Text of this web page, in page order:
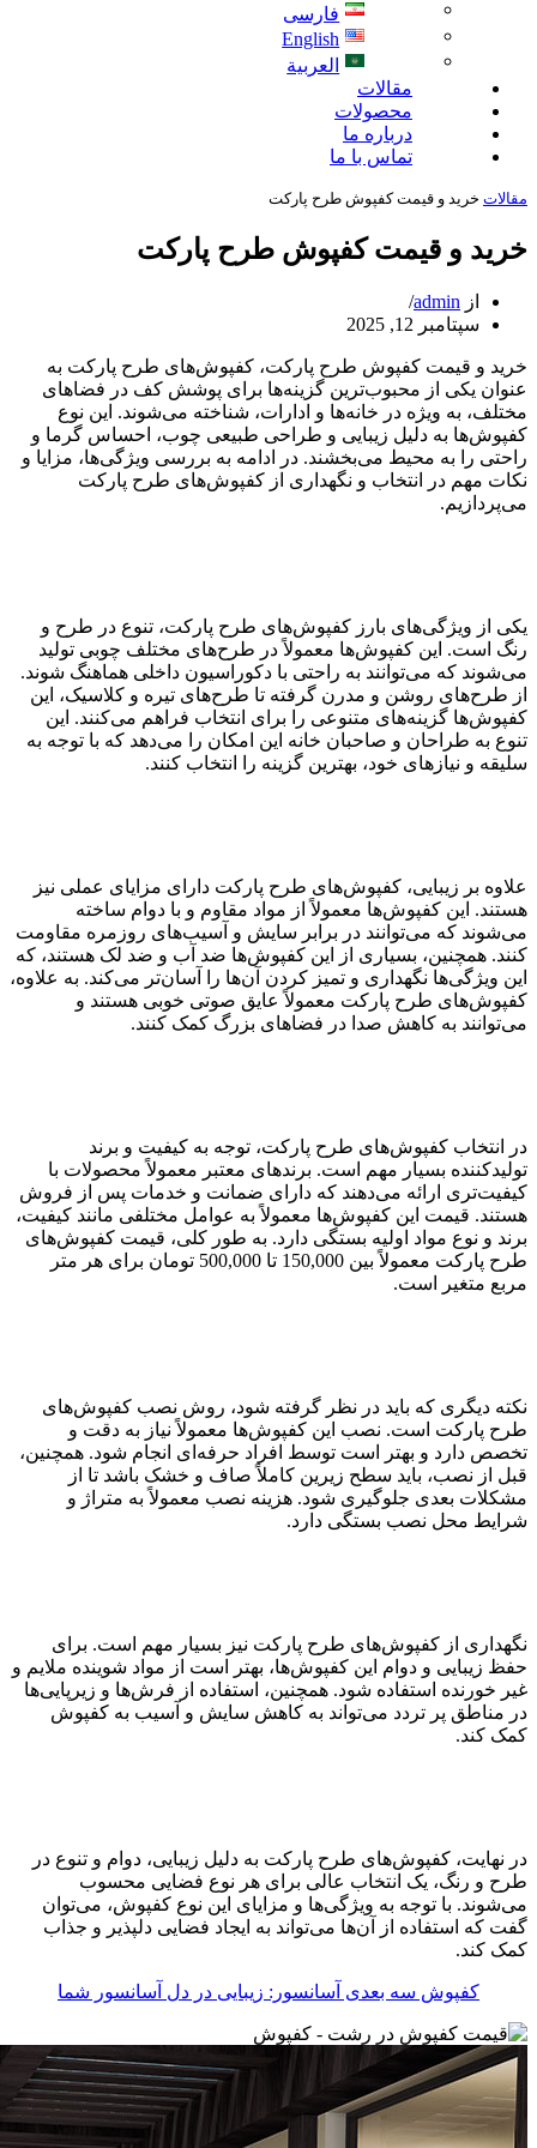
فارسی
English
العربية
مقالات
محصولات
درباره ما
تماس با ما
مقالات خرید و قیمت کفپوش طرح پارکت
خرید و قیمت کفپوش طرح پارکت
از admin
سپتامبر 12, 2025
خرید و قیمت کفپوش طرح پارکت، کفپوش‌های طرح پارکت به
عنوان یکی از محبوب‌ترین گزینه‌ها برای پوشش کف در فضاهای
مختلف، به ویژه در خانه‌ها و ادارات، شناخته می‌شوند. این نوع
کفپوش‌ها به دلیل زیبایی و طراحی طبیعی چوب، احساس گرما و
راحتی را به محیط می‌بخشند. در ادامه به بررسی ویژگی‌ها، مزایا و
نکات مهم در انتخاب و نگهداری از کفپوش‌های طرح پارکت
می‌پردازیم.
یکی از ویژگی‌های بارز کفپوش‌های طرح پارکت، تنوع در طرح و
رنگ است. این کفپوش‌ها معمولاً در طرح‌های مختلف چوبی تولید
می‌شوند که می‌توانند به راحتی با دکوراسیون داخلی هماهنگ شوند.
از طرح‌های روشن و مدرن گرفته تا طرح‌های تیره و کلاسیک، این
کفپوش‌ها گزینه‌های متنوعی را برای انتخاب فراهم می‌کنند. این
تنوع به طراحان و صاحبان خانه این امکان را می‌دهد که با توجه به
سلیقه و نیازهای خود، بهترین گزینه را انتخاب کنند.
علاوه بر زیبایی، کفپوش‌های طرح پارکت دارای مزایای عملی نیز
هستند. این کفپوش‌ها معمولاً از مواد مقاوم و با دوام ساخته
می‌شوند که می‌توانند در برابر سایش و آسیب‌های روزمره مقاومت
کنند. همچنین، بسیاری از این کفپوش‌ها ضد آب و ضد لک هستند، که
این ویژگی‌ها نگهداری و تمیز کردن آن‌ها را آسان‌تر می‌کند. به علاوه،
کفپوش‌های طرح پارکت معمولاً عایق صوتی خوبی هستند و
می‌توانند به کاهش صدا در فضاهای بزرگ کمک کنند.
در انتخاب کفپوش‌های طرح پارکت، توجه به کیفیت و برند
تولیدکننده بسیار مهم است. برندهای معتبر معمولاً محصولات با
کیفیت‌تری ارائه می‌دهند که دارای ضمانت و خدمات پس از فروش
هستند. قیمت این کفپوش‌ها معمولاً به عوامل مختلفی مانند کیفیت،
برند و نوع مواد اولیه بستگی دارد. به طور کلی، قیمت کفپوش‌های
طرح پارکت معمولاً بین 150,000 تا 500,000 تومان برای هر متر
مربع متغیر است.
نکته دیگری که باید در نظر گرفته شود، روش نصب کفپوش‌های
طرح پارکت است. نصب این کفپوش‌ها معمولاً نیاز به دقت و
تخصص دارد و بهتر است توسط افراد حرفه‌ای انجام شود. همچنین،
قبل از نصب، باید سطح زیرین کاملاً صاف و خشک باشد تا از
مشکلات بعدی جلوگیری شود. هزینه نصب معمولاً به متراژ و
شرایط محل نصب بستگی دارد.
نگهداری از کفپوش‌های طرح پارکت نیز بسیار مهم است. برای
حفظ زیبایی و دوام این کفپوش‌ها، بهتر است از مواد شوینده ملایم و
غیر خورنده استفاده شود. همچنین، استفاده از فرش‌ها و زیرپایی‌ها
در مناطق پر تردد می‌تواند به کاهش سایش و آسیب به کفپوش
کمک کند.
در نهایت، کفپوش‌های طرح پارکت به دلیل زیبایی، دوام و تنوع در
طرح و رنگ، یک انتخاب عالی برای هر نوع فضایی محسوب
می‌شوند. با توجه به ویژگی‌ها و مزایای این نوع کفپوش، می‌توان
گفت که استفاده از آن‌ها می‌تواند به ایجاد فضایی دلپذیر و جذاب
کمک کند.
کفپوش سه بعدی آسانسور: زیبایی در دل آسانسور شما